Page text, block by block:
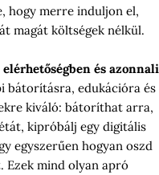
hogy merre induljon el,
magát költségek nélkül.
elérhetőségben és azonnali
bátorításra, edukációra és
kiváló: bátoríthat arra,
kipróbálj egy digitális
egyszerűen hogyan oszd
Ezek mind olyan apró